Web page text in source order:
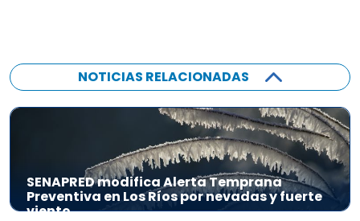
NOTICIAS RELACIONADAS
SENAPRED modifica Alerta Temprana
Preventiva en Los Ríos por nevadas y fuerte
viento